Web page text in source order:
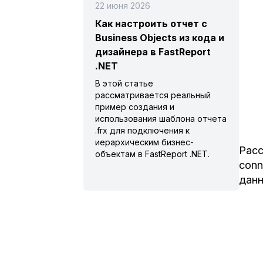
22 июня 2026
Как настроить отчет с
Business Objects из кода и
дизайнера в FastReport
.NET
В этой статье
рассматривается реальный
пример создания и
использования шаблона отчета
.frx для подключения к
иерархическим бизнес-
объектам в FastReport .NET.